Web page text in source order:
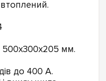
мм.
до 400 А.